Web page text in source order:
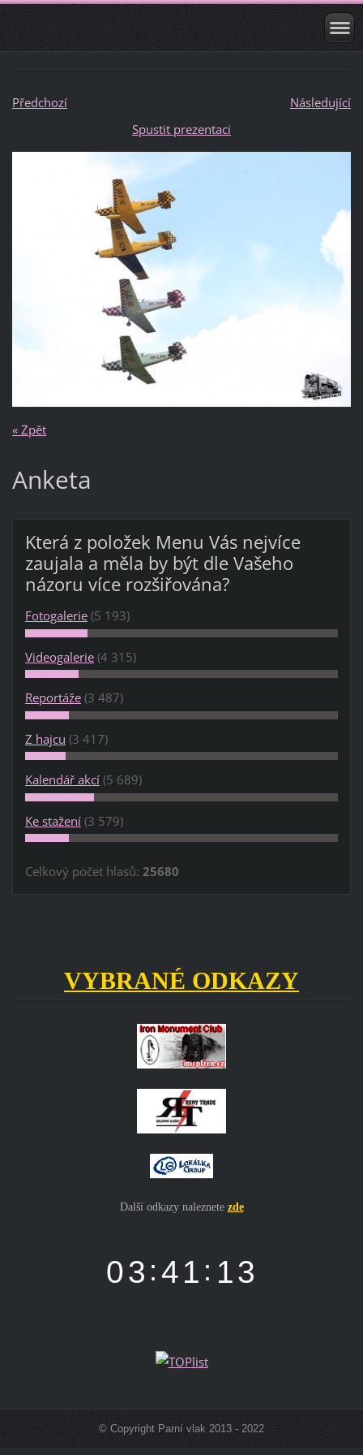
Předchozí
Následující
Spustit prezentaci
« Zpět
Anketa
Která z položek Menu Vás nejvíce
zaujala a měla by být dle Vašeho
názoru více rozšiřována?
Fotogalerie (5 193)
Videogalerie (4 315)
Reportáže (3 487)
Z hajcu (3 417)
Kalendář akcí (5 689)
Ke stažení (3 579)
Celkový počet hlasů: 25680
VYBRANÉ ODKAZY
Další odkazy naleznete zde
© Copyright Parní vlak 2013 - 2022